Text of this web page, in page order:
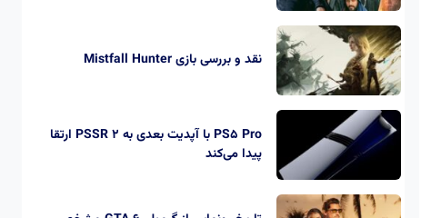
نقد و بررسی بازی Mistfall Hunter
PS5 Pro با آپدیت بعدی به PSSR 2 ارتقا
پیدا می‌کند